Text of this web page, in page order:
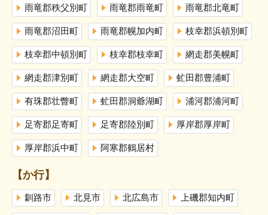
雨竜郡秩父別町 雨竜郡雨竜町 雨竜郡北竜町
雨竜郡沼田町 雨竜郡幌加内町 枝幸郡浜頓別町
枝幸郡中頓別町 枝幸郡枝幸町 網走郡美幌町
網走郡津別町 網走郡大空町 虻田郡豊浦町
有珠郡壮瞥町 虻田郡洞爺湖町 浦河郡浦河町
足寄郡足寄町 足寄郡陸別町 厚岸郡厚岸町
厚岸郡浜中町 阿寒郡鶴居村
【か行】
釧路市 北見市 北広島市 上磯郡知内町